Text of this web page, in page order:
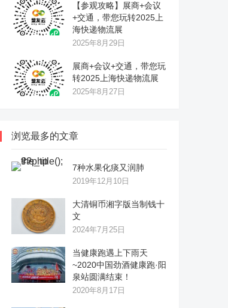
【参观攻略】展商+会议
+交通，带您玩转2025上
海快递物流展
2025年8月29日
展商+会议+交通，带您玩
转2025上海快递物流展
2025年8月27日
浏览最多的文章
7种水果化痰又润肺
2019年12月10日
大清铜币湘字版当制钱十
文
2024年7月25日
当健康跑遇上下雨天
~2020中国劲酒健康跑·阳
泉站圆满结束！
2020年8月17日